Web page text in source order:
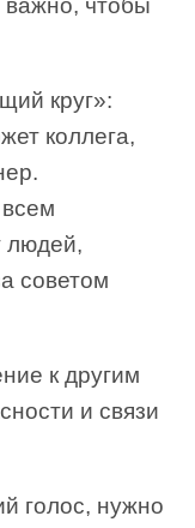
важно, чтобы
круг»:
коллега,
людей,
советом
к другим
и связи
голос, нужно